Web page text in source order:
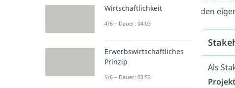
den
Als
Wirtschaftlichkeit
4/6 – Dauer: 04:03
Erwerbswirtschaftliches
Prinzip
5/6 – Dauer: 03:53